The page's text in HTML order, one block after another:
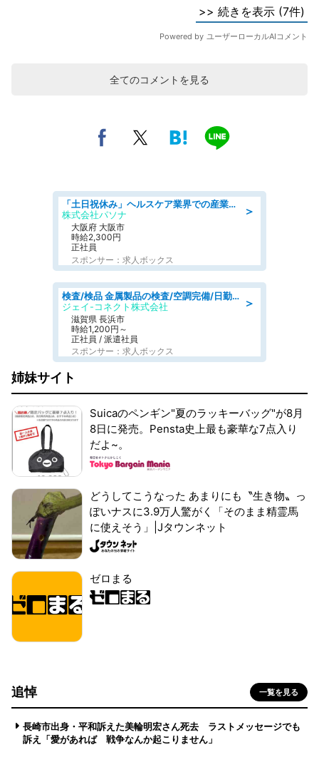
全てのコメントを見る
＞
「土日祝休み」ヘルスケア業界での産業保健師業務/看護師/高時給/要資格:正看護師
株式会社パソナ
大阪府 大阪市
時給2,300円
正社員
スポンサー：求人ボックス
＞
検査/検品 金属製品の検査/空調完備/日勤·土日祝休み
ジェイ-コネクト株式会社
滋賀県 長浜市
時給1,200円～
正社員 / 派遣社員
スポンサー：求人ボックス
姉妹サイト
Suicaのペンギン"夏のラッキーバッグ"が8月
8日に発売。Pensta史上最も豪華な7点入り
だよ~。
どうしてこうなった あまりにも〝生き物〟っ
ぽいナスに3.9万人驚がく「そのまま精霊馬
に使えそう」|Jタウンネット
ゼロまる
追悼 一覧を見る
長崎市出身・平和訴えた美輪明宏さん死去 ラストメッセージでも
訴え「愛があれば 戦争なんか起こりません」